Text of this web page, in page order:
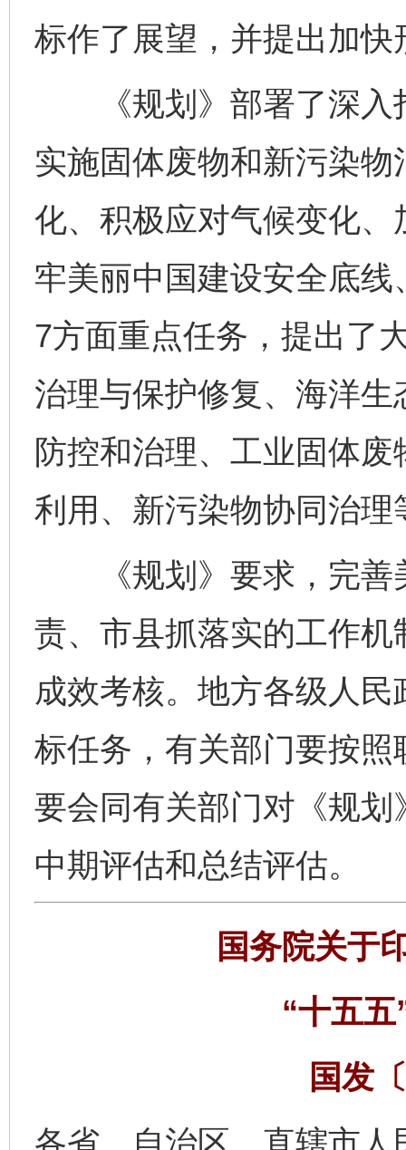
标作了展望，并提出加
《规划》部署了深入
实施固体废物和新污染
化、积极应对气候变化
牢美丽中国建设安全底
7方面重点任务，提出了
治理与保护修复、海洋
防控和治理、工业固体
利用、新污染物协同治理
《规划》要求，完善
责、市县抓落实的工作
成效考核。地方各级人
标任务，有关部门要按
要会同有关部门对《规
中期评估和总结评估。
国务院关于
“十五
国发
各省、自治区、直辖市